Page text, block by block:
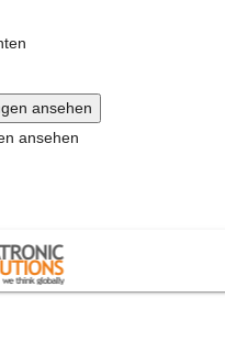
ansehen
ansehen